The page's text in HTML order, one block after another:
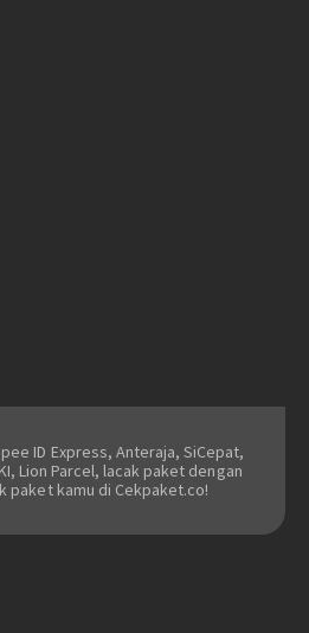
ID Express, Anteraja, SiCepat,
Lion Parcel, lacak paket dengan
paket kamu di Cekpaket.co!